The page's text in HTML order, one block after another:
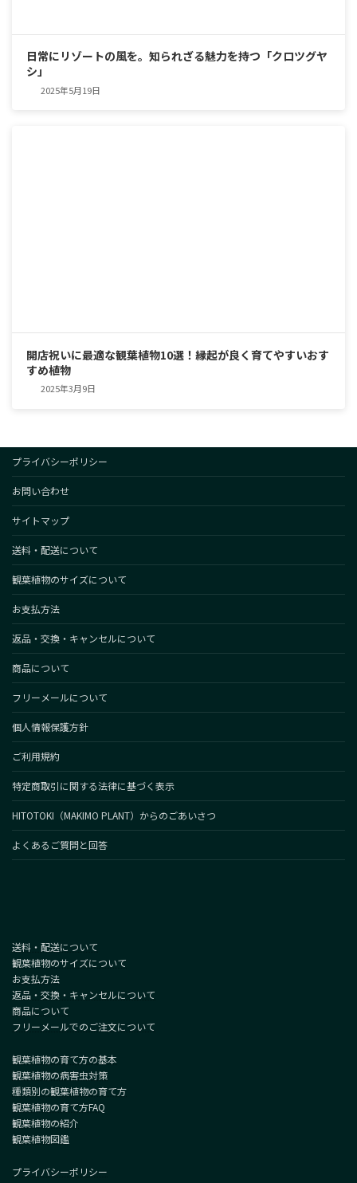
日常にリゾートの風を。知られざる魅力を持つ「クロツグヤ
シ」
2025年5月19日
開店祝いに最適な観葉植物10選！縁起が良く育てやすいおす
すめ植物
2025年3月9日
プライバシーポリシー
お問い合わせ
サイトマップ
送料・配送について
観葉植物のサイズについて
お支払方法
返品・交換・キャンセルについて
商品について
フリーメールについて
個人情報保護方針
ご利用規約
特定商取引に関する法律に基づく表示
HITOTOKI（MAKIMO PLANT）からのごあいさつ
よくあるご質問と回答
送料・配送について
観葉植物のサイズについて
お支払方法
返品・交換・キャンセルについて
商品について
フリーメールでのご注文について
観葉植物の育て方の基本
観葉植物の病害虫対策
種類別の観葉植物の育て方
観葉植物の育て方FAQ
観葉植物の紹介
観葉植物図鑑
プライバシーポリシー